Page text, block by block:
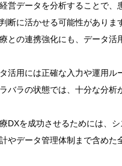
営データを分析することで、
断に活かせる可能性がありま
との連携強化にも、データ活
活用には正確な入力や運用ル
バラの状態では、十分な分析
DXを成功させるためには、
やデータ管理体制まで含めた